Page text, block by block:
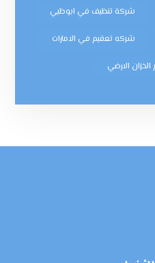
شركة تنظيف في ابوظبي
شركه تعقيم في الامارات
الارضي